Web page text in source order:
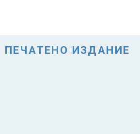
ПЕЧАТЕНО ИЗДАНИЕ